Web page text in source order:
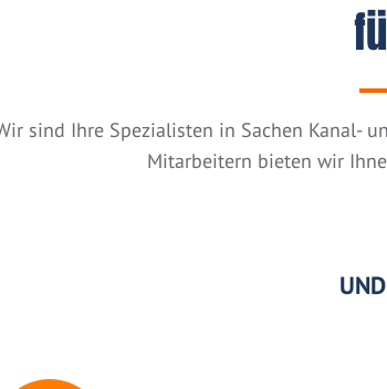
sind Ihre Spezialisten in Sachen Kanal-
Mitarbeitern bieten wir